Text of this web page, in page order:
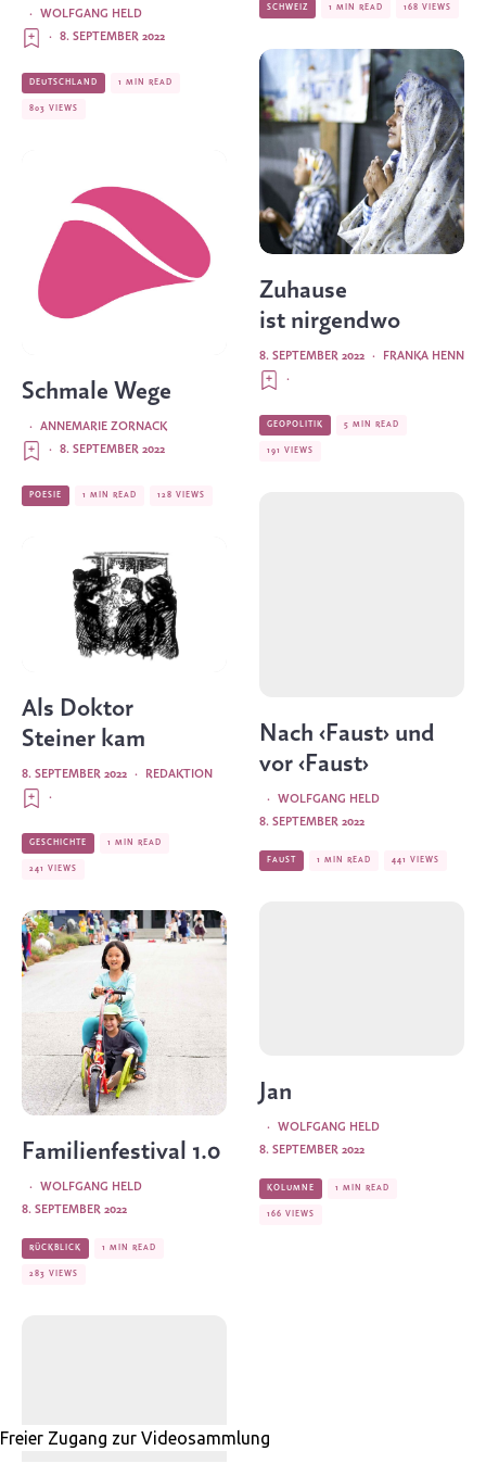
WOLFGANG HELD
·
8. SEPTEMBER 2022
·
DEUTSCHLAND 1 MIN READ
803 VIEWS
Schmale Wege
ANNEMARIE ZORNACK
·
8. SEPTEMBER 2022
·
POESIE 1 MIN READ 128 VIEWS
Als Doktor
Steiner kam
REDAKTION
·
8. SEPTEMBER 2022
·
GESCHICHTE 1 MIN READ
241 VIEWS
Familienfestival 1.0
WOLFGANG HELD
·
8. SEPTEMBER 2022
RÜCKBLICK 1 MIN READ
283 VIEWS
SCHWEIZ 1 MIN READ 168 VIEWS
Zuhause
ist nirgendwo
FRANKA HENN
·
8. SEPTEMBER 2022
·
GEOPOLITIK 5 MIN READ
191 VIEWS
Nach ‹Faust› und
vor ‹Faust›
WOLFGANG HELD
·
8. SEPTEMBER 2022
FAUST 1 MIN READ 441 VIEWS
Jan
WOLFGANG HELD
·
8. SEPTEMBER 2022
KOLUMNE 1 MIN READ
166 VIEWS